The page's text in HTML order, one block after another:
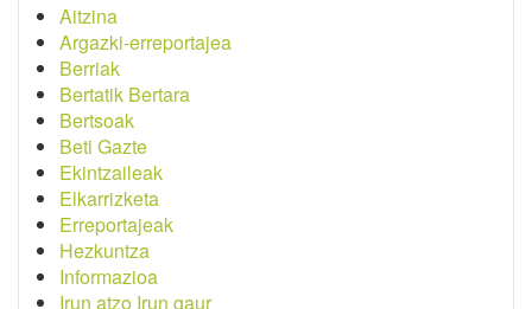
Aitzina
Argazki-erreportajea
Berriak
Bertatik Bertara
Bertsoak
Beti Gazte
Ekintzaileak
Elkarrizketa
Erreportajeak
Hezkuntza
Informazioa
Irun atzo Irun gaur